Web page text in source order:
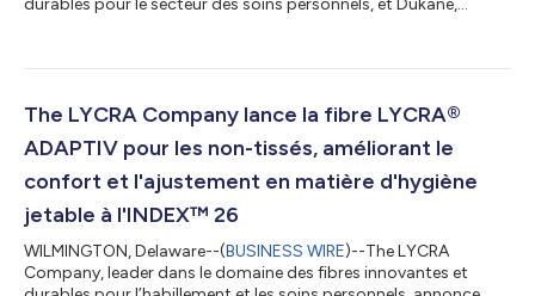
dernières avancées co-développées en matière de soudage par
Suisse, du 19 au 22 mai. Depuis 2014, les deux entreprises
collaborent au développement de soluti...
The LYCRA Company lance la fibre LYCRA®
ADAPTIV pour les non-tissés, améliorant le
confort et l'ajustement en matière d'hygiène
jetable à l'INDEX™ 26
WILMINGTON, Delaware--(BUSINESS WIRE)--The LYCRA
Company, leader dans le domaine des fibres innovantes et